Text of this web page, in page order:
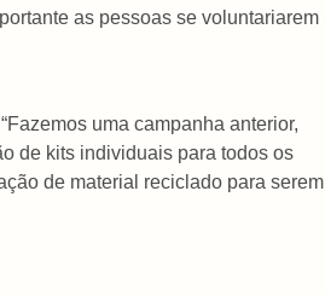
as pessoas se voluntariarem
uma campanha anterior,
de kits individuais para todos os
de material reciclado para serem